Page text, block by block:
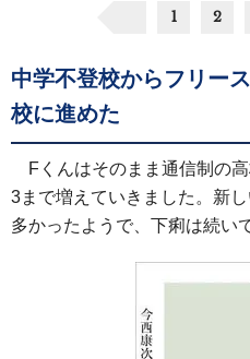
1 2
中学不登校からフリー
校に進めた
Fくんはそのまま通信制の
3まで増えていきました。新
多かったようで、下痢は続い